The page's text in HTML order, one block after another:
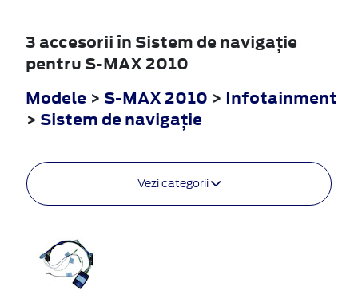
3 accesorii în Sistem de navigaţie
pentru S-MAX 2010
Modele > S-MAX 2010 > Infotainment
> Sistem de navigaţie
Vezi categorii